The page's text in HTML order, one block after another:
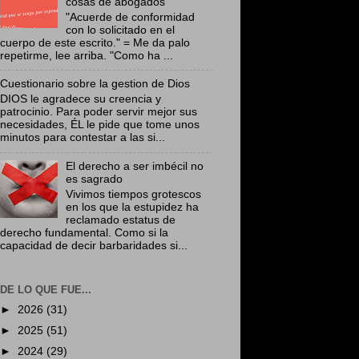
"Acuerde de conformidad
con lo solicitado en el
cuerpo de este escrito." = Me da palo
repetirme, lee arriba. "Como ha ...
Cuestionario sobre la gestion de Dios
DIOS le agradece su creencia y
patrocinio. Para poder servir mejor sus
necesidades, ÉL le pide que tome unos
minutos para contestar a las si...
El derecho a ser imbécil no
es sagrado
Vivimos tiempos grotescos
en los que la estupidez ha
reclamado estatus de
derecho fundamental. Como si la
capacidad de decir barbaridades si...
DE LO QUE FUE...
► 2026 (31)
► 2025 (51)
► 2024 (29)